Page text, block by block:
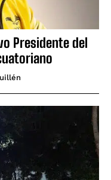
Presidente del